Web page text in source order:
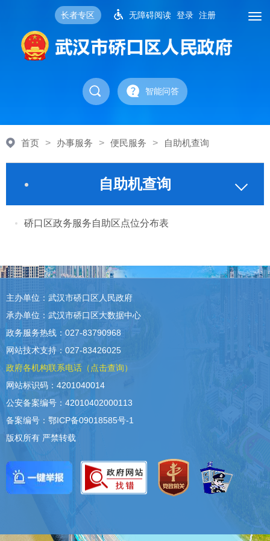
长者专区 无障碍阅读 登录 注册
智能问答
首页 > 办事服务 > 便民服务 > 自助机查询
自助机查询
硚口区政务服务自助区点位分布表
主办单位：武汉市硚口区人民政府
承办单位：武汉市硚口区大数据中心
政务服务热线：027-83790968
网站技术支持：027-83426025
政府各机构联系电话（点击查询）
网站标识码：4201040014
公安备案编号：42010402000113
备案编号：鄂ICP备09018585号-1
版权所有 严禁转载